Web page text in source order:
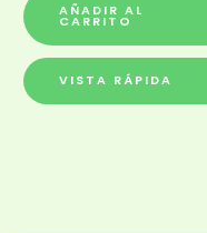
AÑADIR AL
CARRITO
VISTA RÁPIDA